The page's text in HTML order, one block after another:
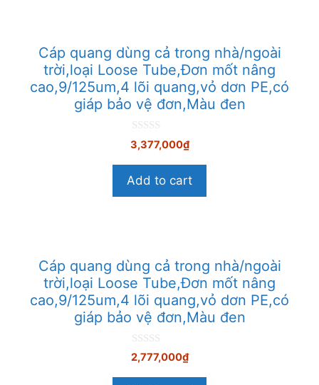
Cáp quang dùng cả trong nhà/ngoài
trời,loại Loose Tube,Đơn mốt nâng
cao,9/125um,4 lõi quang,vỏ dơn PE,có
giáp bảo vệ đơn,Màu đen
0
n
à
5
3,377,000₫
Add to cart
Cáp quang dùng cả trong nhà/ngoài
trời,loại Loose Tube,Đơn mốt nâng
cao,9/125um,4 lõi quang,vỏ dơn PE,có
giáp bảo vệ đơn,Màu đen
0
n
2,777,000₫